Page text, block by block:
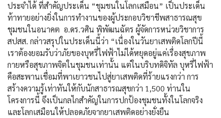
ประจำได้ ที่สำคัญประเด็น “ชุมชนในโลกเสมือน” เป็นประเด็น
ท้าทายอย่างยิ่งในการทำงานของผู้ประกอบวิชาชีพสาธารณสุข
ชุมชนในอนาคต อ.ดร.วศิน พิพัฒนฉัตร ผู้จัดการหน่วยวิชาการ
สปสส. กล่าวสรุปในประเด็นนี้ว่า “เนื่องในวันยาเสพติดโลกปีนี้
เราต้องยอมรับว่าภัยของบุหรี่ไฟฟ้าไม่ได้หยุดอยู่แค่เรื่องสุขภาพ
กายหรือสุขภาพจิตในชุมชนเท่านั้น แต่ในบริบทดิจิทัล บุหรี่ไฟฟ้า
คือสะพานเชื่อมที่พาเยาวชนไปสู่ยาเสพติดที่ร้ายแรงกว่า การ
สร้างความรู้เท่าทันให้กับนักสาธารณสุขกว่า 1,500 ท่านใน
โครงการนี้ จึงเป็นกลไกสำคัญในการปกป้องชุมชนทั้งในโลกจริง
และโลกเสมือนให้ปลอดภัยจากยาเสพติดอย่างยั่งยืน